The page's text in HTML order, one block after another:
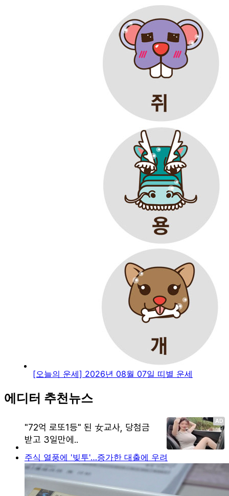
[오늘의 운세] 2026년 08월 07일 띠별 운세
에디터 추천뉴스
주식 열풍에 '빚투'…증가한 대출에 우려